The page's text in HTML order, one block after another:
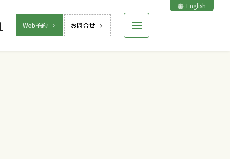
Web予約 お問合せ
English